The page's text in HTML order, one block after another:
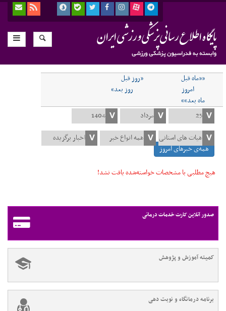
««ماه قبل
«روز قبل
امروز
روز بعد»
ماه بعد»»
همه‌ی خبرهای امروز
هیچ مطلبی با مشخصات خواسته‌شده یافت نشد!
صدور آنلاین کارت خدمات درمانی
کمیته آموزش و پژوهش
برنامه درمانگاه و نوبت دهی